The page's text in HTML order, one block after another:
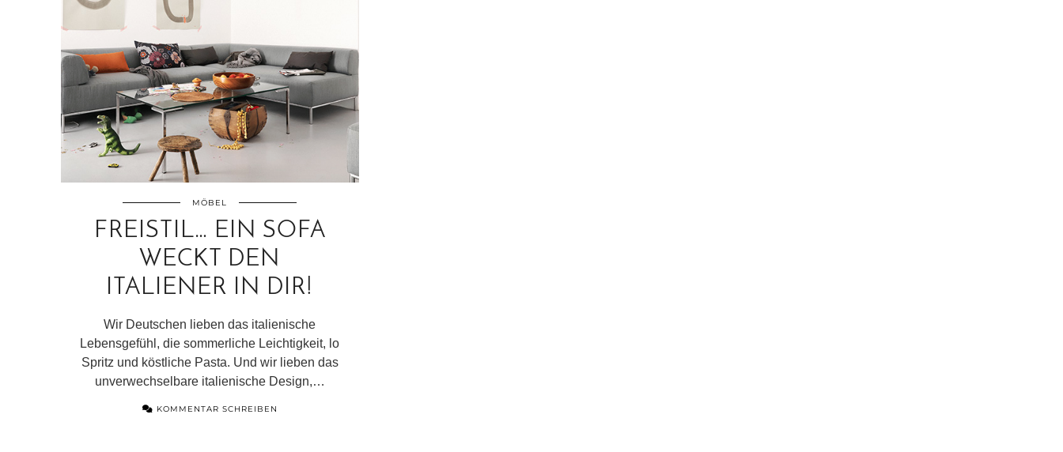
MÖBEL
FREISTIL… EIN SOFA
WECKT DEN
ITALIENER IN DIR!
Wir Deutschen lieben das italienische
Lebensgefühl, die sommerliche Leichtigkeit, lo
Spritz und köstliche Pasta. Und wir lieben das
unverwechselbare italienische Design,…
KOMMENTAR SCHREIBEN